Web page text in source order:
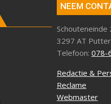
NEEM
Schouteneinde
3297 AT
Telefoon: 078-
Redactie &
Reclame
Webmaster